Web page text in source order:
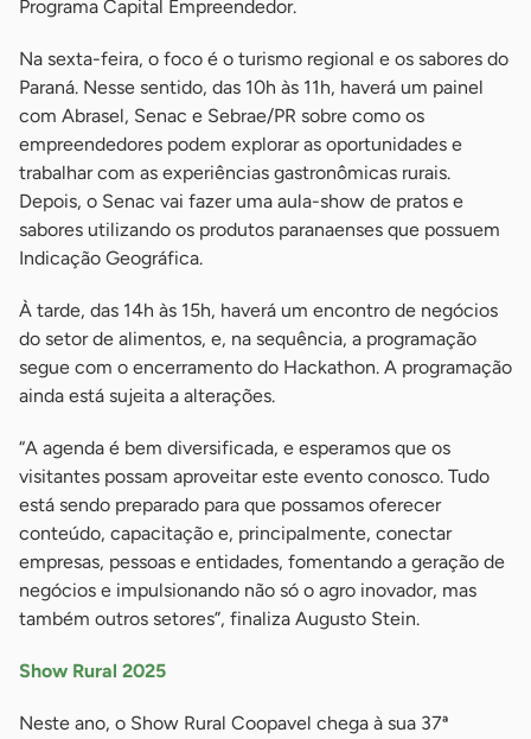
Programa Capital Empreendedor.
Na sexta-feira, o foco é o turismo regional e os sabores do
Paraná. Nesse sentido, das 10h às 11h, haverá um painel
com Abrasel, Senac e Sebrae/PR sobre como os
empreendedores podem explorar as oportunidades e
trabalhar com as experiências gastronômicas rurais.
Depois, o Senac vai fazer uma aula-show de pratos e
sabores utilizando os produtos paranaenses que possuem
Indicação Geográfica.
À tarde, das 14h às 15h, haverá um encontro de negócios
do setor de alimentos, e, na sequência, a programação
segue com o encerramento do Hackathon. A programação
ainda está sujeita a alterações.
“A agenda é bem diversificada, e esperamos que os
visitantes possam aproveitar este evento conosco. Tudo
está sendo preparado para que possamos oferecer
conteúdo, capacitação e, principalmente, conectar
empresas, pessoas e entidades, fomentando a geração de
negócios e impulsionando não só o agro inovador, mas
também outros setores”, finaliza Augusto Stein.
Show Rural 2025
Neste ano, o Show Rural Coopavel chega à sua 37ª